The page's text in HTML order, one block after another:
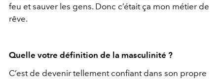
feu et sauver les gens. Donc c’était ça mon métier de
rêve.
Quelle votre définition de la masculinité ?
C’est de devenir tellement confiant dans son propre